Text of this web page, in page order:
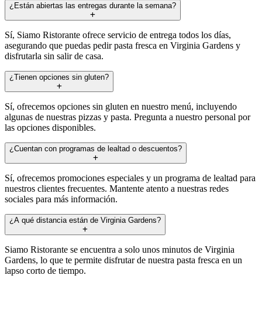
¿Están abiertas las entregas durante la semana?
Sí, Siamo Ristorante ofrece servicio de entrega todos los días,
asegurando que puedas pedir pasta fresca en Virginia Gardens y
disfrutarla sin salir de casa.
¿Tienen opciones sin gluten?
Sí, ofrecemos opciones sin gluten en nuestro menú, incluyendo
algunas de nuestras pizzas y pasta. Pregunta a nuestro personal por
las opciones disponibles.
¿Cuentan con programas de lealtad o descuentos?
Sí, ofrecemos promociones especiales y un programa de lealtad para
nuestros clientes frecuentes. Mantente atento a nuestras redes
sociales para más información.
¿A qué distancia están de Virginia Gardens?
Siamo Ristorante se encuentra a solo unos minutos de Virginia
Gardens, lo que te permite disfrutar de nuestra pasta fresca en un
lapso corto de tiempo.